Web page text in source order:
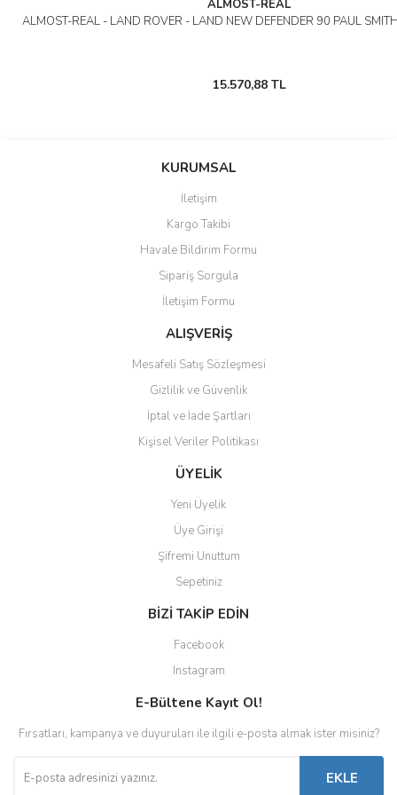
ALMOST-REAL
ALMOST-REAL - LAND ROVER - LAND NEW DEFENDER 90 PAUL
15.570,88 TL
KURUMSAL
İletişim
Kargo Takibi
Havale Bildirim Formu
Sipariş Sorgula
İletişim Formu
ALIŞVERİŞ
Mesafeli Satış Sözleşmesi
Gizlilik ve Güvenlik
İptal ve İade Şartları
Kişisel Veriler Politikası
ÜYELİK
Yeni Üyelik
Üye Girişi
Şifremi Unuttum
Sepetiniz
BİZİ TAKİP EDİN
Facebook
Instagram
E-Bültene Kayıt Ol!
Fırsatları, kampanya ve duyuruları ile ilgili e-posta almak ister misiniz?
EKLE